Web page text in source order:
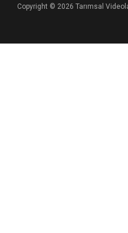
Copyright © 2026 Tarımsal